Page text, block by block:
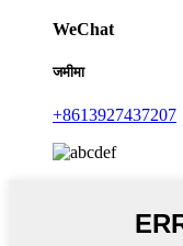
WeChat
जमीमा
+8613927437207